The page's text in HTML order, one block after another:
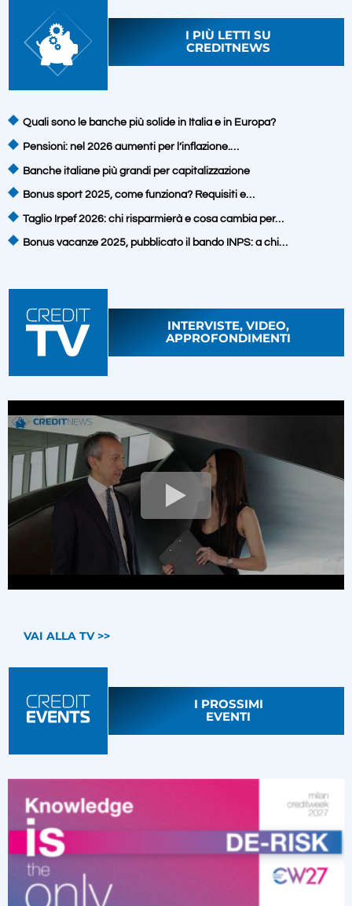
I PIÙ LETTI SU
CREDITNEWS
Quali sono le banche più solide in Italia e in Europa?
Pensioni: nel 2026 aumenti per l’inflazione.…
Banche italiane più grandi per capitalizzazione
Bonus sport 2025, come funziona? Requisiti e…
Taglio Irpef 2026: chi risparmierà e cosa cambia per…
Bonus vacanze 2025, pubblicato il bando INPS: a chi…
INTERVISTE, VIDEO,
APPROFONDIMENTI
VAI ALLA TV >>
I PROSSIMI
EVENTI